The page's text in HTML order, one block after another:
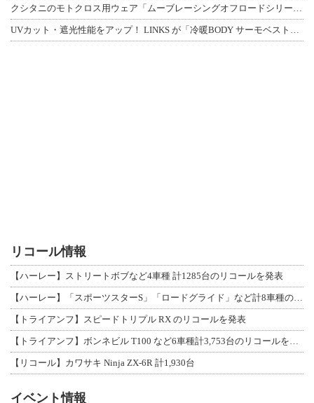
リコール情報
【ハーレー】ストリートボブなど4車種 計1285台のリコールを発表
【トライアンフ】スピードトリプル RX のリコールを発表
【リコール】カワサキ Ninja ZX-6R 計1,930台
イベント情報